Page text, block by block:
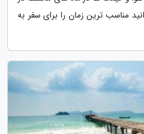
مناسب ترین زمان را برای سفر به